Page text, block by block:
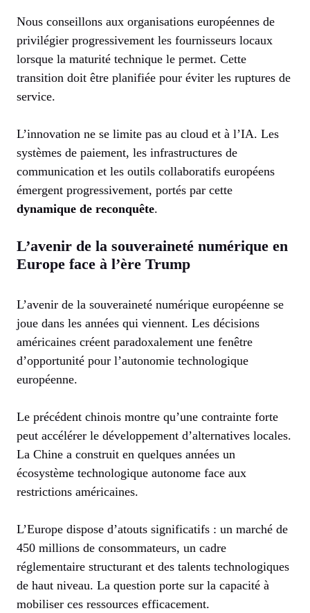
Nous conseillons aux organisations européennes de
privilégier progressivement les fournisseurs locaux
lorsque la maturité technique le permet. Cette
transition doit être planifiée pour éviter les ruptures de
service.
L’innovation ne se limite pas au cloud et à l’IA. Les
systèmes de paiement, les infrastructures de
communication et les outils collaboratifs européens
émergent progressivement, portés par cette
dynamique de reconquête.
L’avenir de la souveraineté numérique en
Europe face à l’ère Trump
L’avenir de la souveraineté numérique européenne se
joue dans les années qui viennent. Les décisions
américaines créent paradoxalement une fenêtre
d’opportunité pour l’autonomie technologique
européenne.
Le précédent chinois montre qu’une contrainte forte
peut accélérer le développement d’alternatives locales.
La Chine a construit en quelques années un
écosystème technologique autonome face aux
restrictions américaines.
L’Europe dispose d’atouts significatifs : un marché de
450 millions de consommateurs, un cadre
réglementaire structurant et des talents technologiques
de haut niveau. La question porte sur la capacité à
mobiliser ces ressources efficacement.